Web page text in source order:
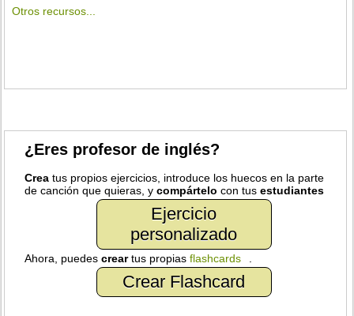
Otros recursos...
¿Eres profesor de inglés?
Crea tus propios ejercicios, introduce los huecos en la parte
de canción que quieras, ycompártelo con tusestudiantes
Ejercicio
personalizado
Ahora, puedescreartus propiasflashcards
Crear Flashcard